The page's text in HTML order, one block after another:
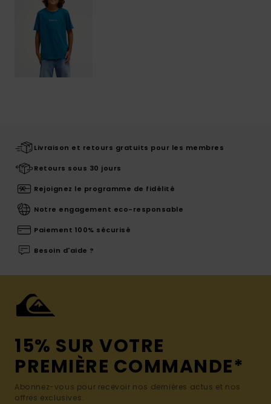
Livraison et retours gratuits pour les membres
Retours sous 30 jours
Rejoignez le programme de fidélité
Notre engagement eco-responsable
Paiement 100% sécurisé
Besoin d'aide ?
15% SUR VOTRE
PREMIÈRE COMMANDE*
Abonnez-vous pour recevoir nos dernières actus et nos
offres exclusives.